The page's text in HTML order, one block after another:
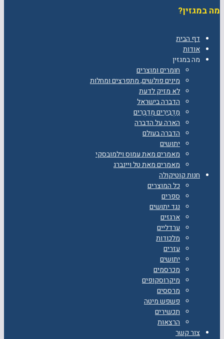
מה במגזין?
דף הבית
אודות
מה במגזין
חומרים ומוצרים
מינים פולשים, מתפרצים ומחלות
לא מזיק לדעת
הדברה בישראל
מַדְבִּירִים מְדַבְּרִים
הארה על הדברה
הדברה בעולם
יתושים
מאמרים מאת עמוס וילמובסקי
מאמרים מאת טל ויינברג
חנות קוטיקולה
כל המוצרים
ספרים
נגד יתושים
ארגזים
ערדליים
מלכודות
עזרים
יתושים
מכרסמים
מיקרוסקופים
מרססים
פשפש מיטה
תכשירים
הרצאות
צור קשר